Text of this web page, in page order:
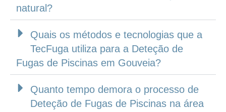
natural?
Quais os métodos e tecnologias que a
TecFuga utiliza para a Deteção de
Fugas de Piscinas em Gouveia?
Quanto tempo demora o processo de
Deteção de Fugas de Piscinas na área